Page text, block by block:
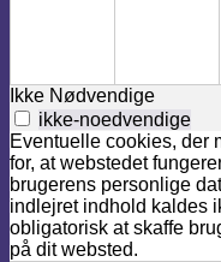
Ikke Nødvendige
ikke-noedvendige
Eventuelle cookies,
for, at webstedet
brugerens personlige
indlejret indhold kaldes
obligatorisk at skaffe
på dit websted.